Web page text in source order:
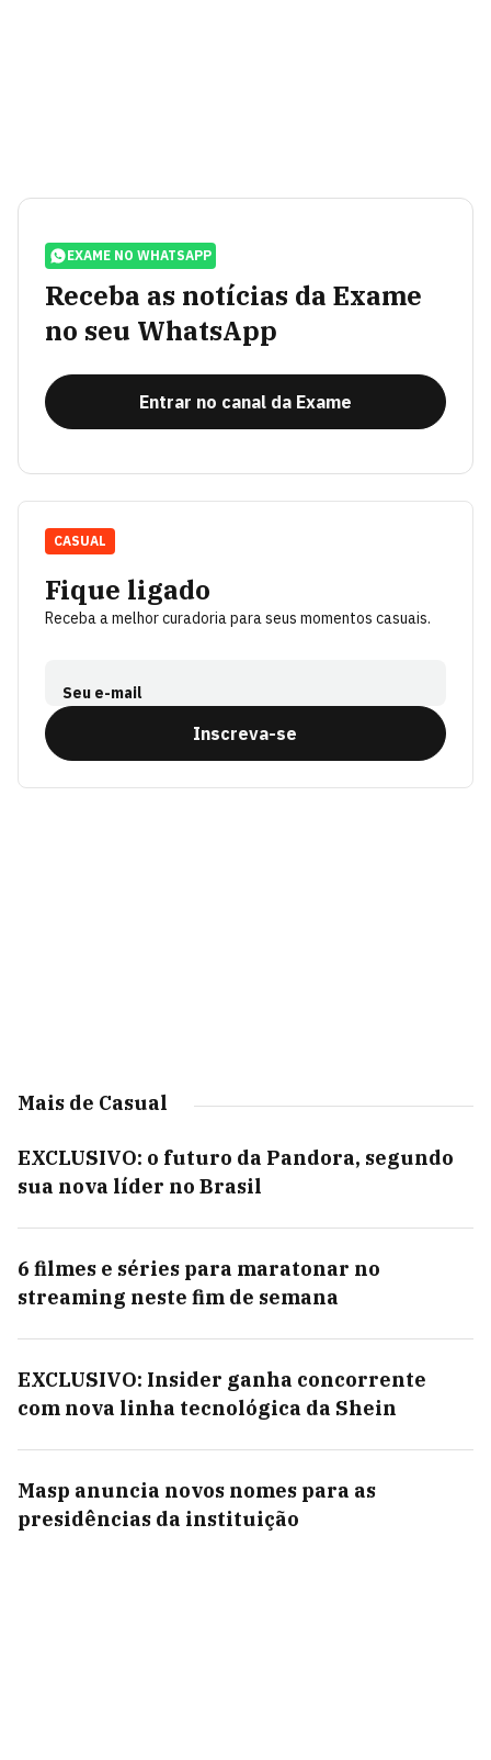
EXAME NO WHATSAPP
Receba as notícias da Exame
no seu WhatsApp
Entrar no canal da Exame
Fique ligado
Receba a melhor curadoria para seus momentos casuais.
Seu e-mail
Inscreva-se
CASUAL
Mais de Casual
EXCLUSIVO: o futuro da Pandora, segundo
sua nova líder no Brasil
6 filmes e séries para maratonar no
streaming neste fim de semana
EXCLUSIVO: Insider ganha concorrente
com nova linha tecnológica da Shein
Masp anuncia novos nomes para as
presidências da instituição